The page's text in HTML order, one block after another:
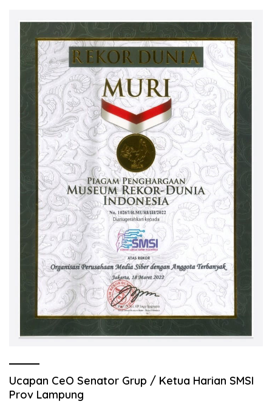
Ucapan CeO Senator Grup / Ketua Harian SMSI
Prov Lampung